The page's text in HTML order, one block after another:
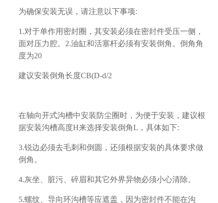
为确保安装无误，请注意以下事项:
1.对于单作用密封圈，其安装必须在密封件受压一侧，
面对压力腔。2.油缸和活塞杆必须有安装倒角。倒角角
度为20
建议安装倒角长度CB(D-d/2
在轴向开式沟槽中安装防尘圈时，为便于安装，建议根
据安装沟槽高度H来选择安装倒角L，具体如下:
3.锐边必须去毛刺和倒圆，还须根据安装的具体要求做
倒角。
4.灰坐、脏污、碎眉和其它外界异物必须小心清除。
5.螺纹、导向环沟槽等应遮盖，因为密封件不能在沟